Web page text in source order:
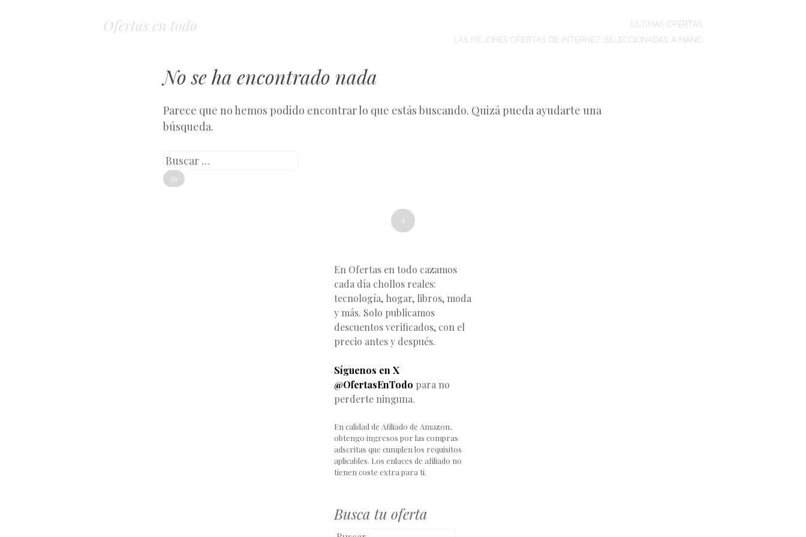
Ofertas en todo
ÚLTIMAS OFERTAS
LAS MEJORES OFERTAS DE INTERNET, SELECCIONADAS A MANO
No se ha encontrado nada
Parece que no hemos podido encontrar lo que estás buscando. Quizá pueda ayudarte una
búsqueda.
Buscar
+
En Ofertas en todo cazamos
cada día chollos reales:
tecnología, hogar, libros, moda
y más. Solo publicamos
descuentos verificados, con el
precio antes y después.
Síguenos en X
@OfertasEnTodo para no
perderte ninguna.
En calidad de Afiliado de Amazon,
obtengo ingresos por las compras
adscritas que cumplen los requisitos
aplicables. Los enlaces de afiliado no
tienen coste extra para ti.
Busca tu oferta
Buscar